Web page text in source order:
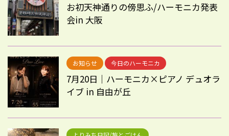
お初天神通りの傍思ふ/ハーモニカ発表
会in 大阪
お知らせ 今日のハーモニカ
7月20日｜ハーモニカ×ピアノ デュオラ
イブ in 自由が丘